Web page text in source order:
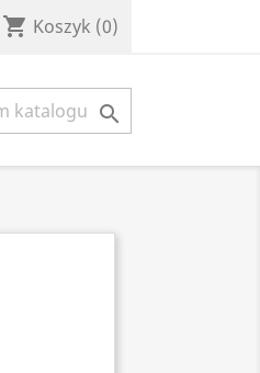
shopping_cart Koszyk (0)
